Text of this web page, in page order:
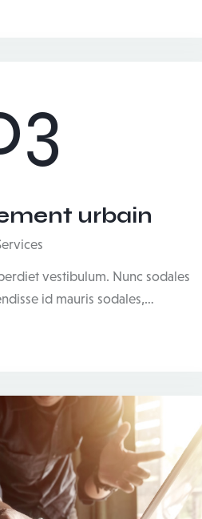
urbain
vestibulum. Nunc sodales
id mauris sodales,…